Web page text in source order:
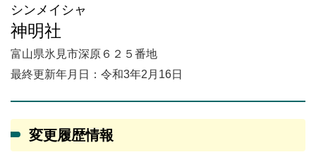
シンメイシャ
神明社
富山県氷見市深原６２５番地
最終更新年月日：令和3年2月16日
変更履歴情報